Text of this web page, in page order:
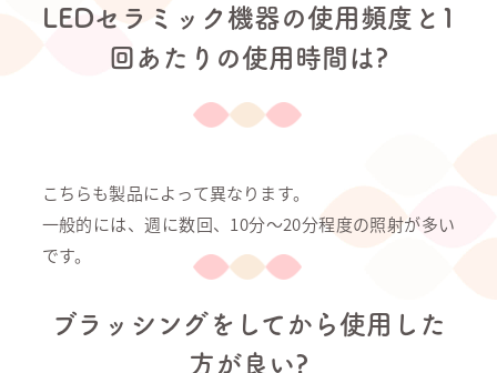
LEDセラミック機器の使用頻度と1
回あたりの使用時間は?
こちらも製品によって異なります。
一般的には、週に数回、10分〜20分程度の照射が多い
です。
ブラッシングをしてから使用した
方が良い?